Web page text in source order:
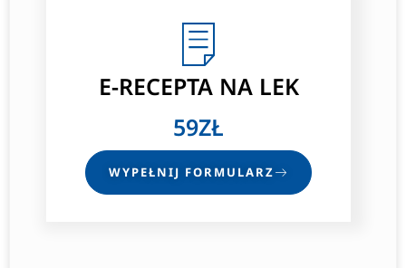
E-RECEPTANA LEK
59ZŁ
WYPEŁNIJ FORMULARZ